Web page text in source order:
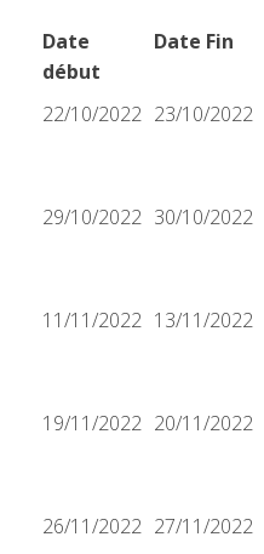
Date
début
Date Fin
Date
Date Fin
22/10/2022 23/10/2022
29/10/2022 30/10/2022
11/11/2022 13/11/2022
19/11/2022 20/11/2022
26/11/2022 27/11/2022